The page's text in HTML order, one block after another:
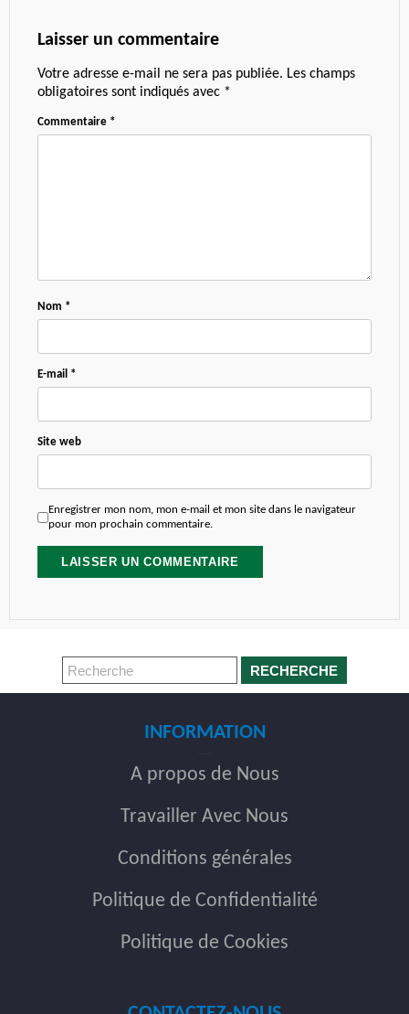
Laisser un commentaire
Votre adresse e-mail ne sera pas publiée. Les champs
obligatoires sont indiqués avec *
Commentaire *
Nom *
E-mail *
Site web
Enregistrer mon nom, mon e-mail et mon site dans le navigateur
pour mon prochain commentaire.
RECHERCHE
INFORMATION
A propos de Nous
Travailler Avec Nous
Conditions générales
Politique de Confidentialité
Politique de Cookies